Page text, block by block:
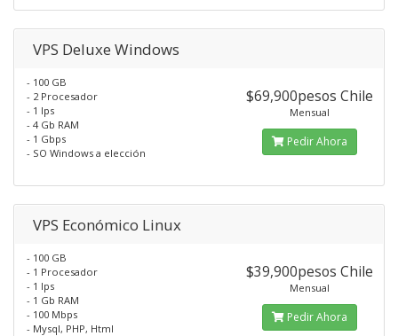
VPS Deluxe Windows
- 100 GB
- 2 Procesador
- 1 Ips
- 4 Gb RAM
- 1 Gbps
- SO Windows a elección
$69,900pesos Chile
Mensual
Pedir Ahora
VPS Económico Linux
- 100 GB
- 1 Procesador
- 1 Ips
- 1 Gb RAM
- 100 Mbps
- Mysql, PHP, Html
$39,900pesos Chile
Mensual
Pedir Ahora